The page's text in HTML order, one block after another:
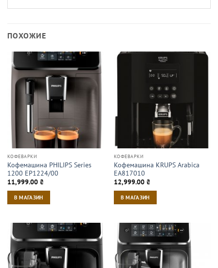
ПОХОЖИЕ
КОФЕВАРКИ
Кофемашина PHILIPS Series
1200 EP1224/00
11,999.00 ₴
В МАГАЗИН
КОФЕВАРКИ
Кофемашина KRUPS Arabica
EA817010
12,999.00 ₴
В МАГАЗИН